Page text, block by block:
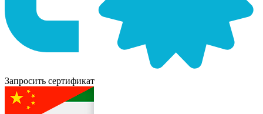
Запросить сертификат